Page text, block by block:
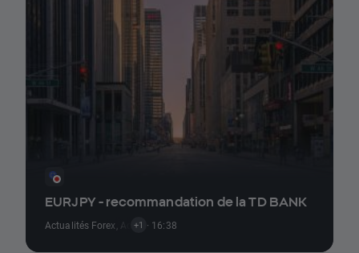
EURJPY - recommandation de la TD BANK
Actualités Forex Actualités Signaux De Trading
+1 · 16:38